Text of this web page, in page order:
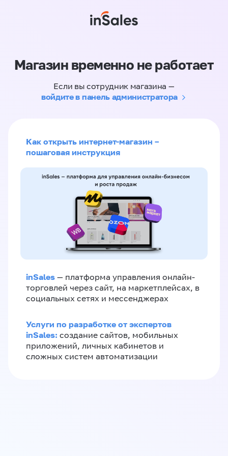
Магазин временно не работает
Если вы сотрудник магазина —
войдите в панель администратора
Как открыть интернет-магазин –
пошаговая инструкция
inSales — платформа управления онлайн-
торговлей через сайт, на маркетплейсах, в
социальных сетях и мессенджерах
Услуги по разработке от экспертов
inSales: создание сайтов, мобильных
приложений, личных кабинетов и
сложных систем автоматизации